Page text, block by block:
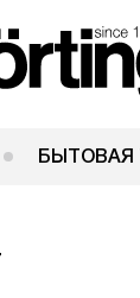
БЫТОВАЯ